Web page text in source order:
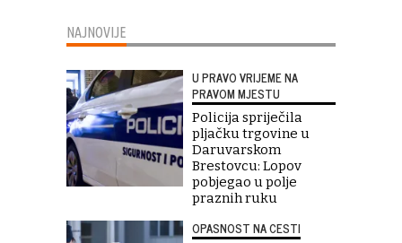
NAJNOVIJE
U PRAVO VRIJEME NA
PRAVOM MJESTU
Policija spriječila
pljačku trgovine u
Daruvarskom
Brestovcu: Lopov
pobjegao u polje
praznih ruku
OPASNOST NA CESTI